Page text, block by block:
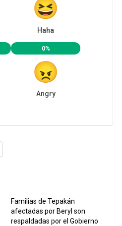
Haha
0%
Angry
Familias de Tepakán
afectadas por Beryl son
respaldadas por el Gobierno